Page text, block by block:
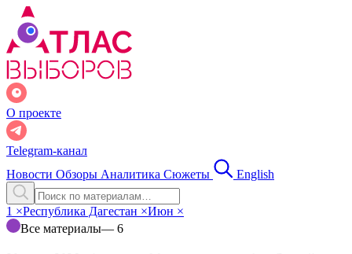
О проекте
Telegram-канал
Новости Обзоры Аналитика Сюжеты English
1 ×Республика Дагестан ×Июн ×
Все материалы— 6